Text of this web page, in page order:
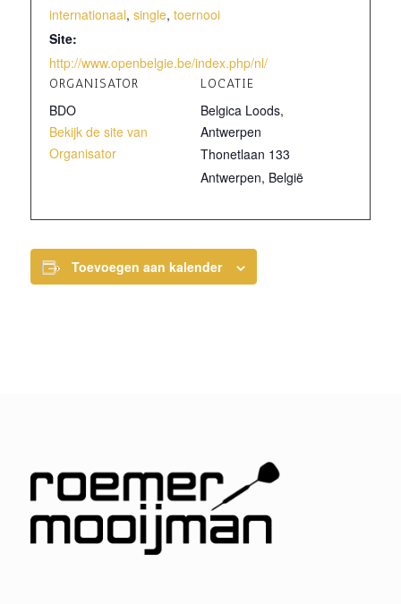
internationaal, single, toernooi
Site:
http://www.openbelgie.be/index.php/nl/
LOCATIE
Belgica Loods,
Antwerpen
Thonetlaan 133
Antwerpen, België
ORGANISATOR
BDO
Bekijk de site van
Organisator
Toevoegen aan kalender